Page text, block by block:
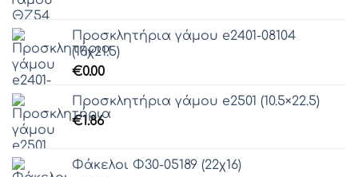
Προσκλητήρια γάμου e2401-08104
(16χ21.5)
€0.00
Προσκλητήρια γάμου e2501 (10.5×22.5)
€1.86
Φάκελοι Φ30-05189 (22χ16)